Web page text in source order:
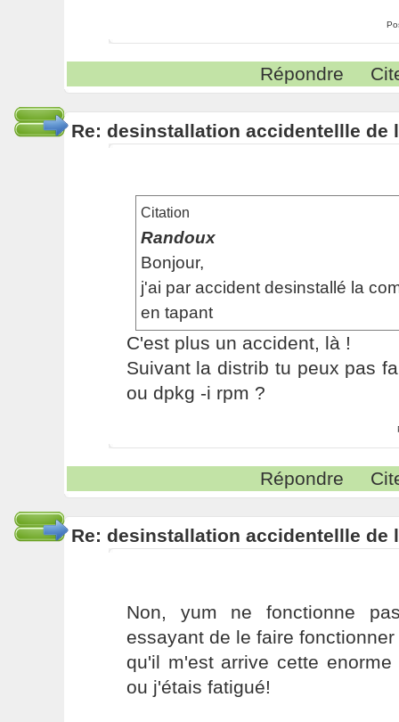
Répondre
Re: desinstallation accidentellle de
Citation
Randoux
Bonjour,
j'ai par accident desinstallé la
en tapant
C'est plus un accident, là !
Suivant la distrib tu peux pas
ou dpkg -i rpm ?
Répondre
Re: desinstallation accidentellle de
Non, yum ne fonctionne
essayant de le faire fonctionner
qu'il m'est arrive cette
ou j'étais fatigué!